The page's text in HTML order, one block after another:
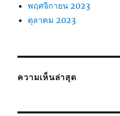
พฤศจิกายน 2023
ตุลาคม 2023
ความเห็นล่าสุด